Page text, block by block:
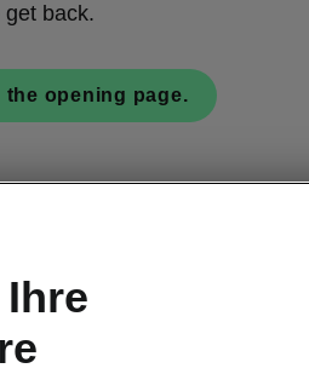
get back.
the opening page.